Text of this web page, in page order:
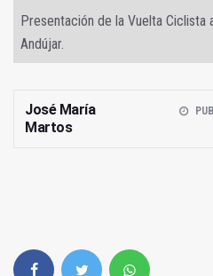
Presentación de la Vuelta Ciclista
Andújar.
José María
Martos